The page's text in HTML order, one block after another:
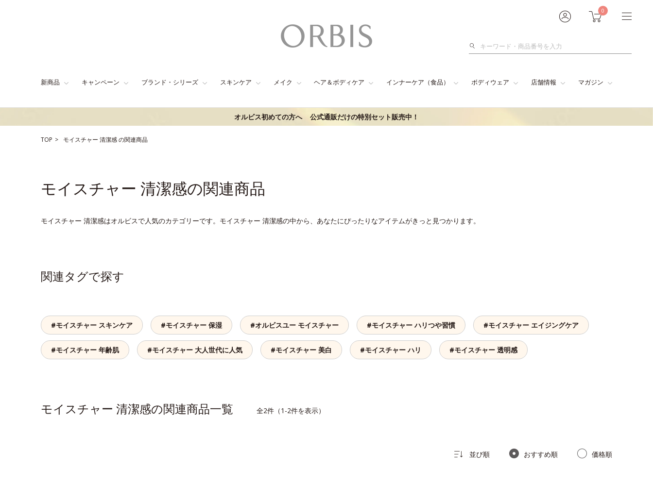
0
検
新商品 キャンペーン ブランド・シリーズ スキンケア メイク ヘア＆ボディケア インナーケア（食品） ボディウェア 店舗情報 マガジン
オルビス初めての方へ 公式通販だけの特別セット販売中！
TOP モイスチャー 清潔感の関連商品
モイスチャー 清潔感の関連商品
モイスチャー 清潔感はオルビスで人気のカテゴリーです。モイスチャー 清潔感の中から、あなたにぴったりなアイテムがきっと見つかります。
関連タグで探す
#モイスチャー スキンケア #モイスチャー 保湿 #オルビスユー モイスチャー #モイスチャー ハリつや習慣 #モイスチャー エイジングケア
#モイスチャー 年齢肌 #モイスチャー 大人世代に人気 #モイスチャー 美白 #モイスチャー ハリ #モイスチャー 透明感
モイスチャー 清潔感の関連商品一覧 全2件（1-2件を表示）
並び順 おすすめ順 価格順